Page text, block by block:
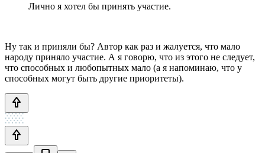
Лично я хотел бы принять участие.
Ну так и приняли бы? Автор как раз и жалуется, что мало
народу приняло участие. А я говорю, что из этого не следует,
что способных и любопытных мало (а я напоминаю, что у
способных могут быть другие приоритеты).